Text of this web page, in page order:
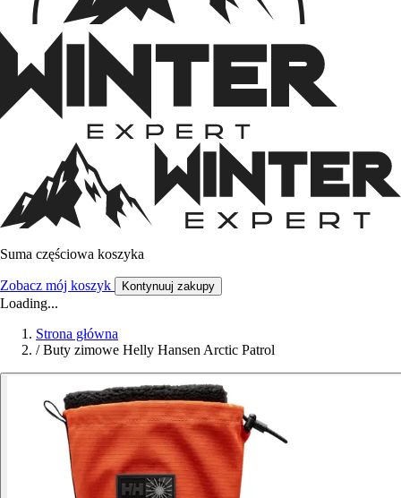
Suma częściowa koszyka
Zobacz mój koszyk Kontynuuj zakupy
Loading...
Strona główna
/ Buty zimowe Helly Hansen Arctic Patrol